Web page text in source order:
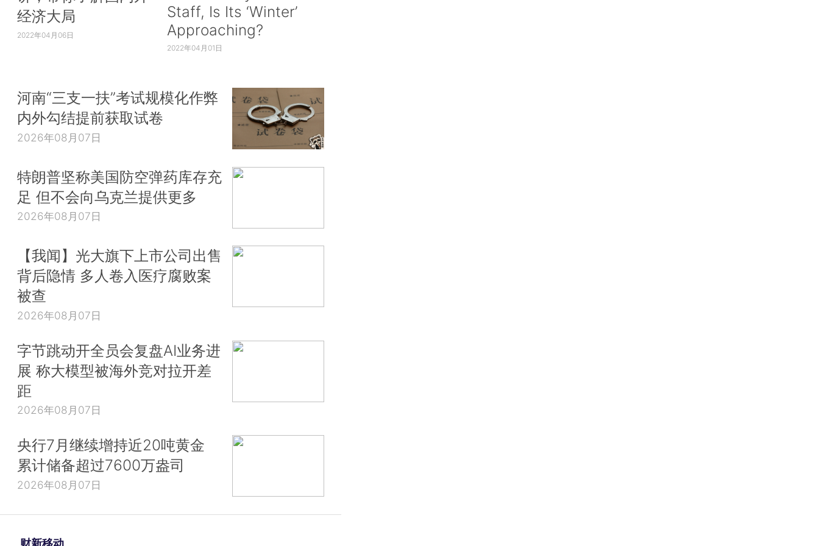
经济大局
2022年04月06日
Staff, Is Its ‘Winter’
Approaching?
2022年04月01日
河南“三支一扶”考试规模化作弊
内外勾结提前获取试卷
2026年08月07日
特朗普坚称美国防空弹药库存充
足 但不会向乌克兰提供更多
2026年08月07日
【我闻】光大旗下上市公司出售
背后隐情 多人卷入医疗腐败案
被查
2026年08月07日
字节跳动开全员会复盘AI业务进
展 称大模型被海外竞对拉开差
距
2026年08月07日
央行7月继续增持近20吨黄金
累计储备超过7600万盎司
2026年08月07日
财新移动